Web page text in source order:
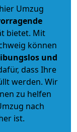
Umzug
bietet. Mit
können
und
dass Ihre
werden. Wir
zu helfen
nach
ist.